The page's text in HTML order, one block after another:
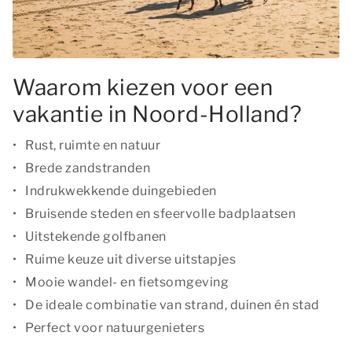
Waarom kiezen voor een
vakantie in Noord-Holland?
Rust, ruimte en natuur
Brede zandstranden
Indrukwekkende duingebieden
Bruisende steden en sfeervolle badplaatsen
Uitstekende golfbanen
Ruime keuze uit diverse uitstapjes
Mooie wandel- en fietsomgeving
De ideale combinatie van strand, duinen én stad
Perfect voor natuurgenieters